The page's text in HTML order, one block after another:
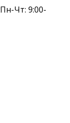
Пн-Чт: 9:00-